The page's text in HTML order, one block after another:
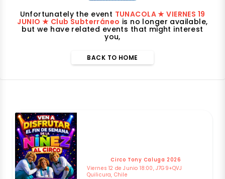
Unfortunately the event TUNACOLA ★ VIERNES 19
JUNIO ★ Club Subterráneo is no longer available,
but we have related events that might interest
you,
BACK TO HOME
Circo Tony Caluga 2026
Viernes 12 de Junio 18:00, J7G9+QVJ
Quilicura, Chile